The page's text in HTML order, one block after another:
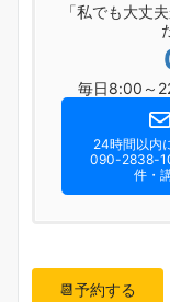
「私でも大丈
毎日8:00～
24時間以内
090-2838-
件・
📆予約する